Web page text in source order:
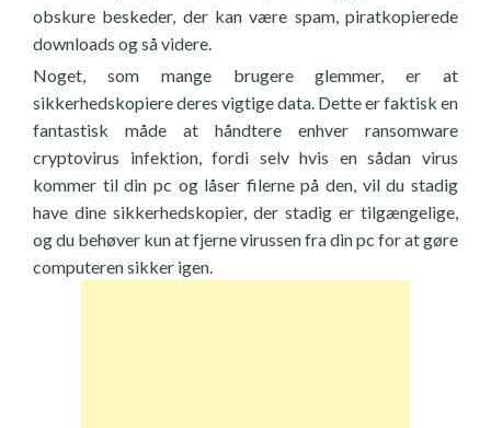
obskure beskeder, der kan være spam, piratkopierede
downloads og så videre.
Noget, som mange brugere glemmer, er at
sikkerhedskopiere deres vigtige data. Dette er faktisk en
fantastisk måde at håndtere enhver ransomware
cryptovirus infektion, fordi selv hvis en sådan virus
kommer til din pc og låser filerne på den, vil du stadig
have dine sikkerhedskopier, der stadig er tilgængelige,
og du behøver kun at fjerne virussen fra din pc for at gøre
computeren sikker igen.